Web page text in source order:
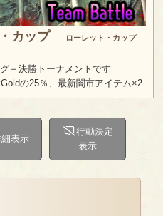
カップ ローレット・カップ
＋決勝トーナメントです
の25％、最新闇市アイテム×2
表示
行動決定
表示